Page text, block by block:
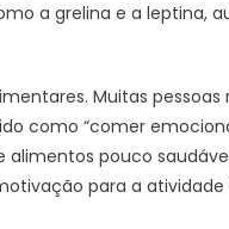
a grelina e a leptina,
Muitas
como “comer
pouco
para a